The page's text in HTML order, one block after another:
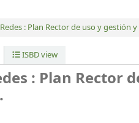
: Plan Rector de uso y gestión
ISBD view
: Plan Rector